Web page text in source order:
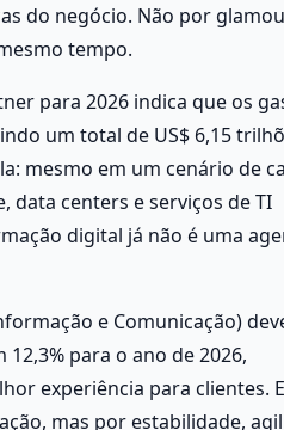
do negócio. Não por
tempo.
para 2026 indica que os
um total de US$ 6,15
mesmo em um cenário de
centers e serviços de TI
digital já não é uma
e Comunicação)
para o ano de 2026,
experiência para clientes.
mas por estabilidade,